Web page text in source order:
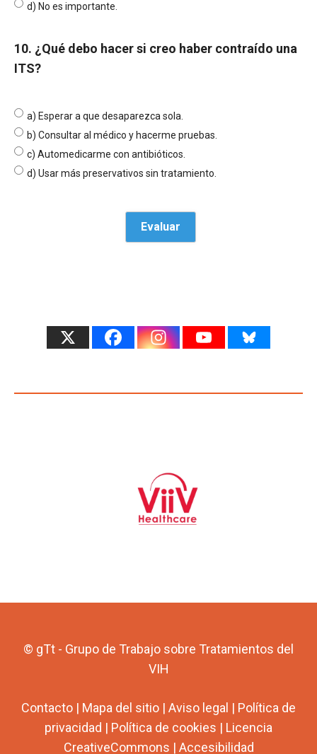
d) No es importante.
10. ¿Qué debo hacer si creo haber contraído una
ITS?
a) Esperar a que desaparezca sola.
b) Consultar al médico y hacerme pruebas.
c) Automedicarme con antibióticos.
d) Usar más preservativos sin tratamiento.
© gTt - Grupo de Trabajo sobre Tratamientos del
VIH
Contacto | Mapa del sitio | Aviso legal | Política de
privacidad | Política de cookies | Licencia
CreativeCommons | Accesibilidad